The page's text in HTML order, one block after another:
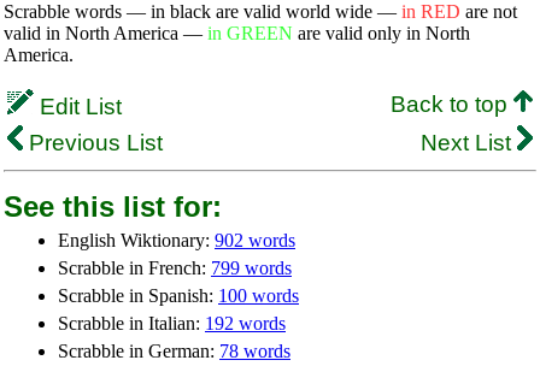
Scrabble words — in black are valid world wide — in RED are not
valid in North America — in GREEN are valid only in North
America.
Edit List
Back to top
Previous List
Next List
See this list for:
English Wiktionary: 902 words
Scrabble in French: 799 words
Scrabble in Spanish: 100 words
Scrabble in Italian: 192 words
Scrabble in German: 78 words